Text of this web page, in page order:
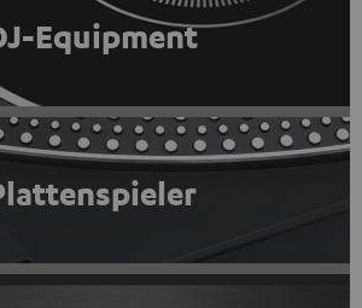
Equipment